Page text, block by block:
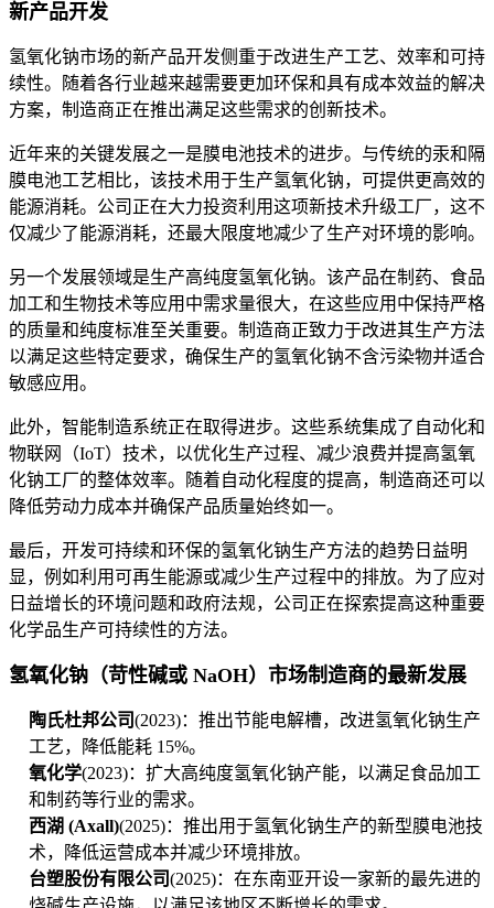
新产品开发
氢氧化钠市场的新产品开发侧重于改进生产工艺、效率和可持
续性。随着各行业越来越需要更加环保和具有成本效益的解决
方案，制造商正在推出满足这些需求的创新技术。
近年来的关键发展之一是膜电池技术的进步。与传统的汞和隔
膜电池工艺相比，该技术用于生产氢氧化钠，可提供更高效的
能源消耗。公司正在大力投资利用这项新技术升级工厂，这不
仅减少了能源消耗，还最大限度地减少了生产对环境的影响。
另一个发展领域是生产高纯度氢氧化钠。该产品在制药、食品
加工和生物技术等应用中需求量很大，在这些应用中保持严格
的质量和纯度标准至关重要。制造商正致力于改进其生产方法
以满足这些特定要求，确保生产的氢氧化钠不含污染物并适合
敏感应用。
此外，智能制造系统正在取得进步。这些系统集成了自动化和
物联网（IoT）技术，以优化生产过程、减少浪费并提高氢氧
化钠工厂的整体效率。随着自动化程度的提高，制造商还可以
降低劳动力成本并确保产品质量始终如一。
最后，开发可持续和环保的氢氧化钠生产方法的趋势日益明
显，例如利用可再生能源或减少生产过程中的排放。为了应对
日益增长的环境问题和政府法规，公司正在探索提高这种重要
化学品生产可持续性的方法。
氢氧化钠（苛性碱或 NaOH）市场制造商的最新发展
陶氏杜邦公司(2023)：推出节能电解槽，改进氢氧化钠生产
工艺，降低能耗 15%。
氧化学(2023)：扩大高纯度氢氧化钠产能，以满足食品加工
和制药等行业的需求。
西湖 (Axall)(2025)：推出用于氢氧化钠生产的新型膜电池技
术，降低运营成本并减少环境排放。
台塑股份有限公司(2025)：在东南亚开设一家新的最先进的